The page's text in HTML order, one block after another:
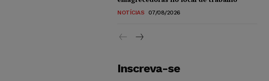
NOTÍCIAS 07/08/2026
Inscreva-se